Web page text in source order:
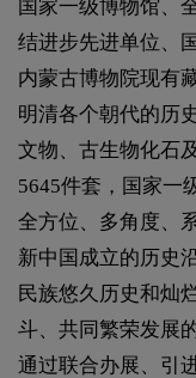
国家一级博物馆、
结进步先进单位、
内蒙古博物院现有
明清各个朝代的历
文物、古生物化石
5645件套，国家一
全方位、多角度、
新中国成立的历史
民族悠久历史和灿
斗、共同繁荣发展
通过联合办展、引